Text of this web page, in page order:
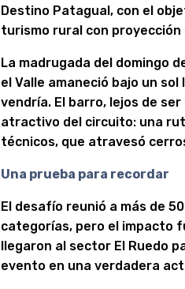
Destino Patagual, con el
turismo rural con
La madrugada del domingo
el Valle amaneció bajo un
vendría. El barro, lejos de
atractivo del circuito: una
técnicos, que atravesó
Una prueba para recordar
El desafío reunió a más de
categorías, pero el impacto
llegaron al sector El Ruedo
evento en una verdadera